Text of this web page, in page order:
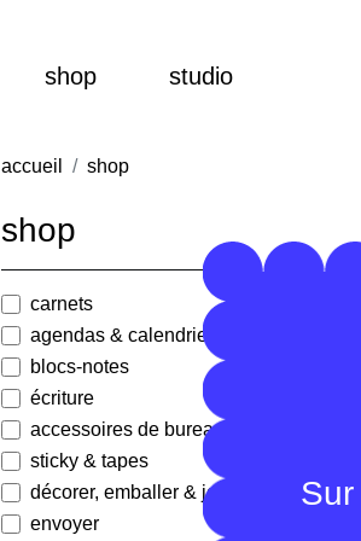
shop studio
accueil shop
shop
carnets
agendas & calendriers
blocs-notes
écriture
accessoires de bureau
sticky & tapes
décorer, emballer & jouer
envoyer